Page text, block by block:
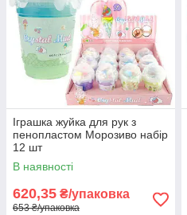
Іграшка жуйка для рук з
пенопластом Морозиво набір
12 шт
В наявності
620,35 ₴/упаковка
653 ₴/упаковка